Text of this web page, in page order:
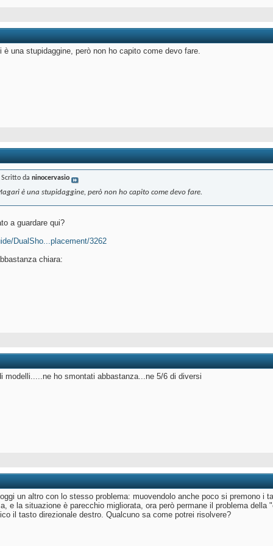
è una stupidaggine, però non ho capito come devo fare.
da ninocervasio
è una stupidaggine, però non ho capito come devo fare.
a guardare qui?
DualSho...placement/3262
chiara:
modelli.....ne ho smontati abbastanza...ne 5/6 di diversi
un altro con lo stesso problema: muovendolo anche poco si premono i
e la situazione è parecchio migliorata, ora però permane il problema
il tasto direzionale destro. Qualcuno sa come potrei risolvere?